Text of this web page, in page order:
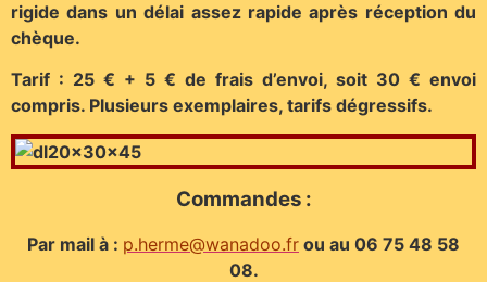
rigide dans un délai assez rapide après réception du
chèque.
Tarif : 25 € + 5 € de frais d’envoi, soit 30 € envoi
compris. Plusieurs exemplaires, tarifs dégressifs.
Commandes :
Par mail à : p.herme@wanadoo.fr ou au 06 75 48 58
08.